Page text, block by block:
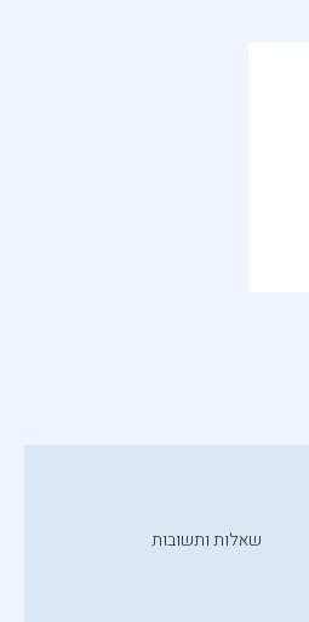
שאלות ותשובות